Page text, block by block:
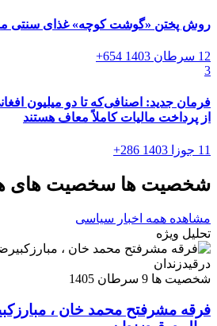
روش پختن «گوشت کوچه» غذای سنتی
12 سرطان 1403
654+
3
فرمان جدید: اصنافی‌که تا دو میلیون
از پرداخت مالیات کاملاً معاف هستند
11 جوزا 1403 286+
شخصیت ها سخصیت های
مشاهده همه اخبار سیاسی
تحلیل ویژه
شخصیت ها 9 سرطان 1405